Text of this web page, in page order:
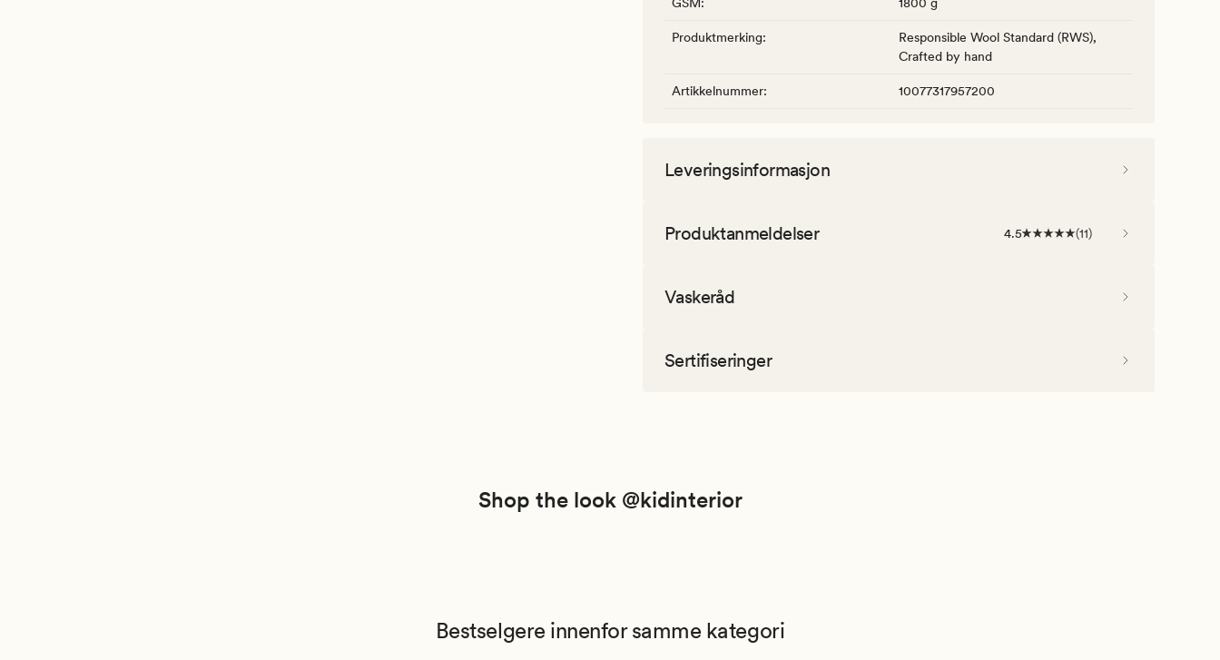
Produktmerking:
Responsible Wool Standard (RWS),
Crafted by hand
Artikkelnummer: 10077317957200
Leveringsinformasjon
Produktanmeldelser 4.5 (11)
Vaskeråd
Sertifiseringer
Shop the look @kidinterior
Bestselgere innenfor samme kategori